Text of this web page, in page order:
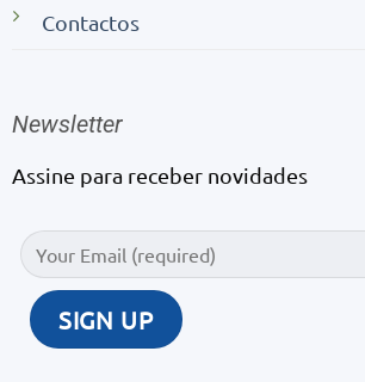
Contactos
Newsletter
Assine para receber novidades